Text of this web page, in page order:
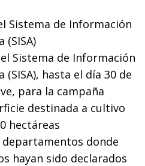
Sistema de Información
(SISA)
Sistema de Información
hasta el día 30 de
para la campaña
destinada a cultivo
hectáreas
donde
hayan sido declarados